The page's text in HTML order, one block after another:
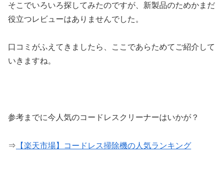
そこでいろいろ探してみたのですが、新製品のためかまだ
役立つレビューはありませんでした。
口コミがふえてきましたら、ここであらためてご紹介して
いきますね。
参考までに今人気のコードレスクリーナーはいかが？
⇒ 【楽天市場】コードレス掃除機の人気ランキング